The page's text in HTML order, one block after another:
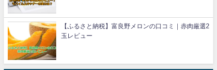
【ふるさと納税】富良野メロンの口コミ｜赤肉厳選2
玉レビュー